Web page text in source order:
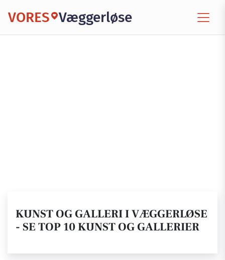
VORES Væggerløse
KUNST OG GALLERI I VÆGGERLØSE
- SE TOP 10 KUNST OG GALLERIER